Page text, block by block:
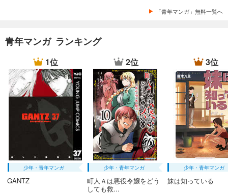
「青年マンガ」無料一覧へ
青年マンガ ランキング
1位
少年・青年マンガ
GANTZ
2位
少年・青年マンガ
町人Ａは悪役令嬢をどう
しても救...
3位
少年・青年マンガ
妹は知っている